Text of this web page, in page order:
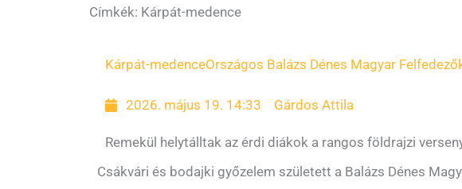
Címkék: Kárpát-medence
Kárpát-medenceOrszágos Balázs Dénes Magyar
2026. május 19. 14:33 Gárdos Attila
Remekül helytálltak az érdi diákok a rangos földrajzi
Csákvári és bodajki győzelem született a Balázs Dénes